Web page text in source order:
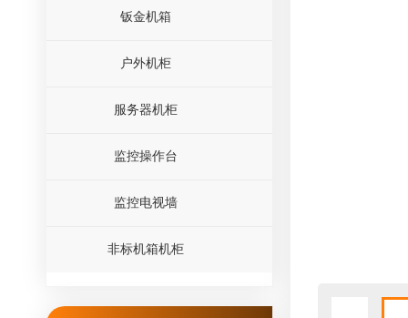
钣金机箱
户外机柜
服务器机柜
监控操作台
监控电视墙
非标机箱机柜